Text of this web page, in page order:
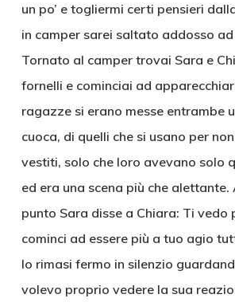
un po’ e togliermi certi pensieri
in camper sarei saltato addosso ad
Tornato al camper trovai Sara e
fornelli e cominciai ad
ragazze si erano messe entrambe
cuoca, di quelli che si usano per
vestiti, solo che loro avevano solo
ed era una scena più che alettante.
punto Sara disse a Chiara: Ti vedo
cominci ad essere più a tuo agio
Io rimasi fermo in silenzio
volevo proprio vedere la sua